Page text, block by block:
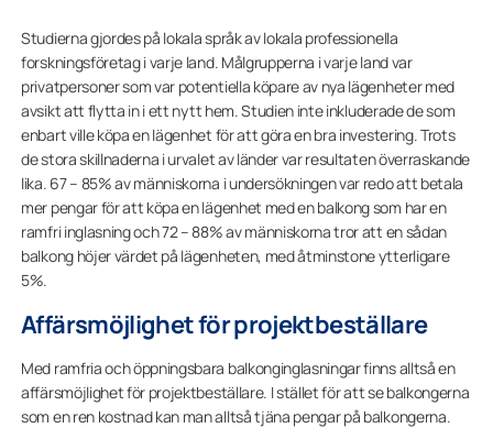
Studierna gjordes på lokala språk av lokala professionella
forskningsföretag i varje land. Målgrupperna i varje land var
privatpersoner som var potentiella köpare av nya lägenheter med
avsikt att flytta in i ett nytt hem. Studien inte inkluderade de som
enbart ville köpa en lägenhet för att göra en bra investering. Trots
de stora skillnaderna i urvalet av länder var resultaten överraskande
lika. 67 – 85% av människorna i undersökningen var redo att betala
mer pengar för att köpa en lägenhet med en balkong som har en
ramfri inglasning och 72 – 88% av människorna tror att en sådan
balkong höjer värdet på lägenheten, med åtminstone ytterligare
5%.
Affärsmöjlighet för projektbeställare
Med ramfria och öppningsbara balkonginglasningar finns alltså en
affärsmöjlighet för projektbeställare. I stället för att se balkongerna
som en ren kostnad kan man alltså tjäna pengar på balkongerna.